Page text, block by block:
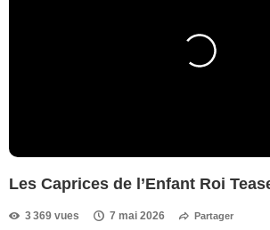
Les Caprices de l’Enfant Roi
3 369 vues 7 mai 2026 Partager